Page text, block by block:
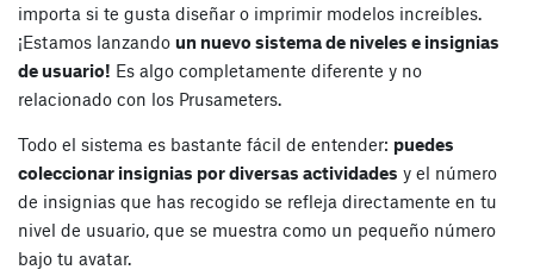
importa si te gusta diseñar o imprimir modelos increíbles.
¡Estamos lanzando un nuevo sistema de niveles e insignias
de usuario! Es algo completamente diferente y no
relacionado con los Prusameters.
Todo el sistema es bastante fácil de entender: puedes
coleccionar insignias por diversas actividades y el número
de insignias que has recogido se refleja directamente en tu
nivel de usuario, que se muestra como un pequeño número
bajo tu avatar.